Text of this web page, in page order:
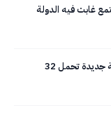
غابت فيه الدولة
الأردن يواصل دعمه لسوريا بقافلة جديدة تحمل 32